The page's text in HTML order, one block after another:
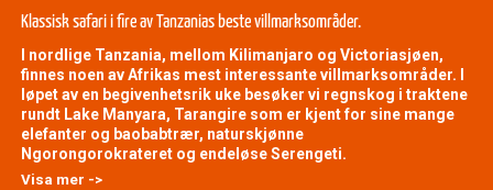
Klassisk safari i fire av Tanzanias beste villmarksområder.
I nordlige Tanzania, mellom Kilimanjaro og Victoriasjøen,
finnes noen av Afrikas mest interessante villmarksområder. I
løpet av en begivenhetsrik uke besøker vi regnskog i traktene
rundt Lake Manyara, Tarangire som er kjent for sine mange
elefanter og baobabtrær, naturskjønne
Ngorongorokrateret og endeløse Serengeti.
Visa mer ->